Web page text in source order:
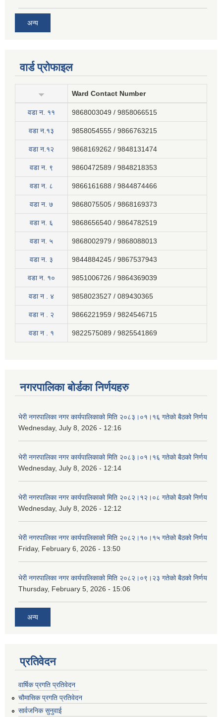
अन्य
वार्ड प्रोफाइल
Ward Contact Number
वडा न‍. ११ 9868003049 / 9858066515
वडा न.१३ 9858054555 / 9866763215
वडा न.१२ 9868169262 / 9848131474
वडा न. ९ 9860472589 / 9848218353
वडा न. ८ 9866161688 / 9844874466
वडा न. ७ 9868075505 / 9868169373
वडा न. ६ 9868656540 / 9864782519
वडा न. ५ 9868002979 / 9868088013
वडा न. ३ 9844884245 / 9867537943
वडा न. १० 9851006726 / 9864369039
वडा न . ४ 9858023527 / 089430365
वडा न . २ 9866221959 / 9824546715
वडा न . १ 9822575089 / 9825541869
नगरपालिका बोर्डका निर्णयहरु
भेरी नगरपालिका नगर कार्यपालिकाको मिति २०८३।०१।१६ गतेको बैठको निर्णय
Wednesday, July 8, 2026 - 12:16
भेरी नगरपालिका नगर कार्यपालिकाको मिति २०८३।०१।१६ गतेको बैठको निर्णय
Wednesday, July 8, 2026 - 12:14
भेरी नगरपालिका नगर कार्यपालिकाको मिति २०८२।१२।०८ गतेको बैठको निर्णय
Wednesday, July 8, 2026 - 12:12
भेरी नगरपालिका नगर कार्यपालिकाको मिति २०८२।१०।१५ गतेको बैठको निर्णय
Friday, February 6, 2026 - 13:50
भेरी नगरपालिका नगर कार्यपालिकाको मिति २०८२।०९।२३ गतेको बैठको निर्णय
Thursday, February 5, 2026 - 15:06
अन्य
प्रतिवेदन
वार्षिक प्रगति प्रतिवेदन
चौमासिक प्रगति प्रतिवेदन
सार्वजनिक सुनुवाई